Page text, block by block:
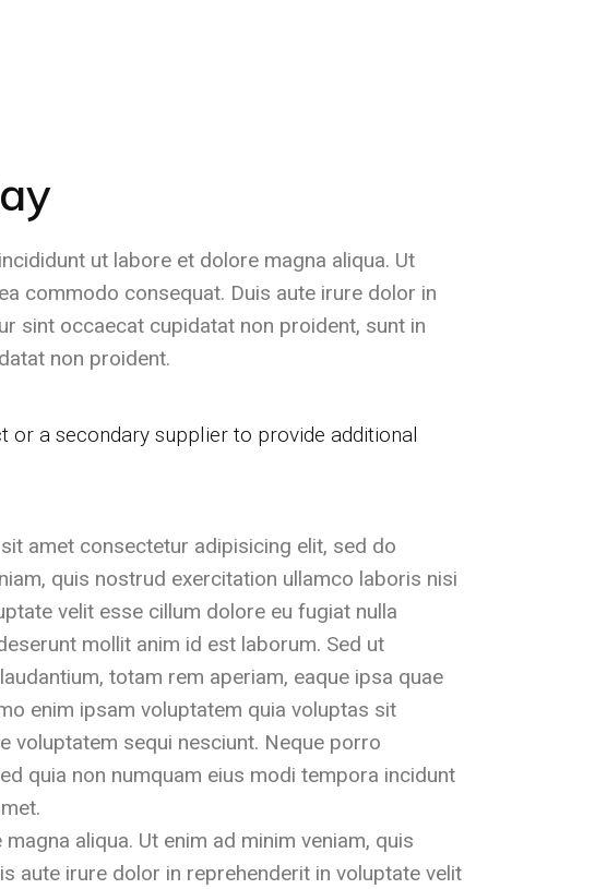
ut labore et dolore magna aliqua. Ut
commodo consequat. Duis aute irure dolor in
sint occaecat cupidatat non proident, sunt in
non proident.
a secondary supplier to provide additional
amet consectetur adipisicing elit, sed do
quis nostrud exercitation ullamco laboris nisi
velit esse cillum dolore eu fugiat nulla
mollit anim id est laborum. Sed ut
totam rem aperiam, eaque ipsa quae
enim ipsam voluptatem quia voluptas sit
voluptatem sequi nesciunt. Neque porro
quia non numquam eius modi tempora incidunt
aliqua. Ut enim ad minim veniam, quis
aute irure dolor in reprehenderit in voluptate velit